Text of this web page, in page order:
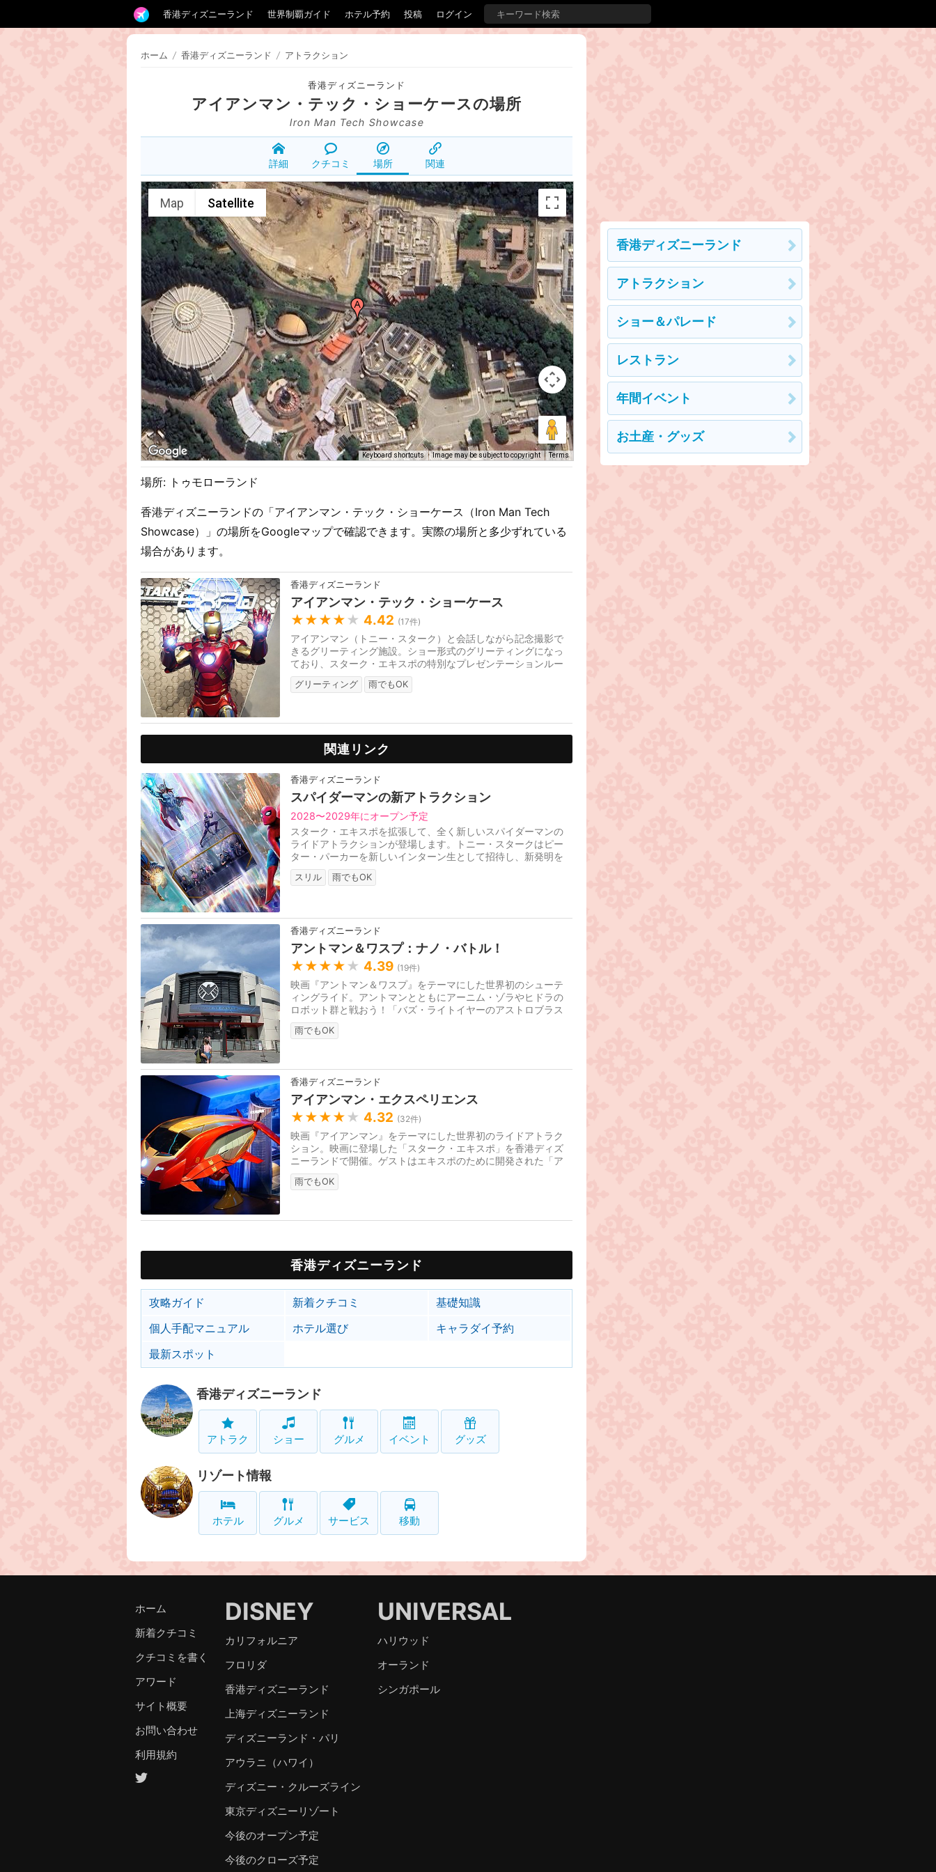
香港ディズニーランド 世界制覇ガイド ホテル予約 投稿 ログイン
ホーム / 香港ディズニーランド / アトラクション
香港ディズニーランド
アイアンマン・テック・ショーケースの場所
Iron Man Tech Showcase
詳細 クチコミ 場所 関連
Map Satellite
Keyboard shortcuts Image may be subject to copyright Terms
場所: トゥモローランド
香港ディズニーランドの「アイアンマン・テック・ショーケース（Iron Man Tech
Showcase）」の場所をGoogleマップで確認できます。実際の場所と多少ずれている
場合があります。
香港ディズニーランド
アイアンマン・テック・ショーケース
★★★★ ★ 4.42 (17件)
アイアンマン（トニー・スターク）と会話しながら記念撮影で
きるグリーティング施設。ショー形式のグリーティングになっ
ており、スターク・エキスポの特別なプレゼンテーションルー
ムに案内されたゲストは、今ま...
グリーティング 雨でもOK
関連リンク
香港ディズニーランド
スパイダーマンの新アトラクション
2028〜2029年にオープン予定
スターク・エキスポを拡張して、全く新しいスパイダーマンの
ライドアトラクションが登場します。トニー・スタークはピー
ター・パーカーを新しいインターン生として招待し、新発明を
披露しますが、それがスパイダ...
スリル 雨でもOK
香港ディズニーランド
アントマン＆ワスプ：ナノ・バトル！
★★★★ ★ 4.39 (19件)
映画『アントマン＆ワスプ』をテーマにした世界初のシューテ
ィングライド。アントマンとともにアーニム・ゾラやヒドラの
ロボット群と戦おう！「バズ・ライトイヤーのアストロブラス
ター」をリニューアルして、201...
雨でもOK
香港ディズニーランド
アイアンマン・エクスペリエンス
★★★★ ★ 4.32 (32件)
映画『アイアンマン』をテーマにした世界初のライドアトラク
ション。映画に登場した「スターク・エキスポ」を香港ディズ
ニーランドで開催。ゲストはエキスポのために開発された「ア
イアン・ウィング」に乗って、...
雨でもOK
香港ディズニーランド
攻略ガイド 新着クチコミ
基礎知識
個人手配マニュアル
ホテル選び
キャラダイ予約
最新スポット
香港ディズニーランド
アトラク ショー グルメ イベント グッズ
リゾート情報
ホテル グルメ サービス 移動
香港ディズニーランド
アトラクション
ショー＆パレード
レストラン
年間イベント
お土産・グッズ
ホーム
新着クチコミ
クチコミを書く
アワード
サイト概要
お問い合わせ
利用規約
DISNEY
カリフォルニア
フロリダ
香港ディズニーランド
上海ディズニーランド
ディズニーランド・パリ
アウラニ（ハワイ）
ディズニー・クルーズライン
東京ディズニーリゾート
今後のオープン予定
今後のクローズ予定
UNIVERSAL
ハリウッド
オーランド
シンガポール